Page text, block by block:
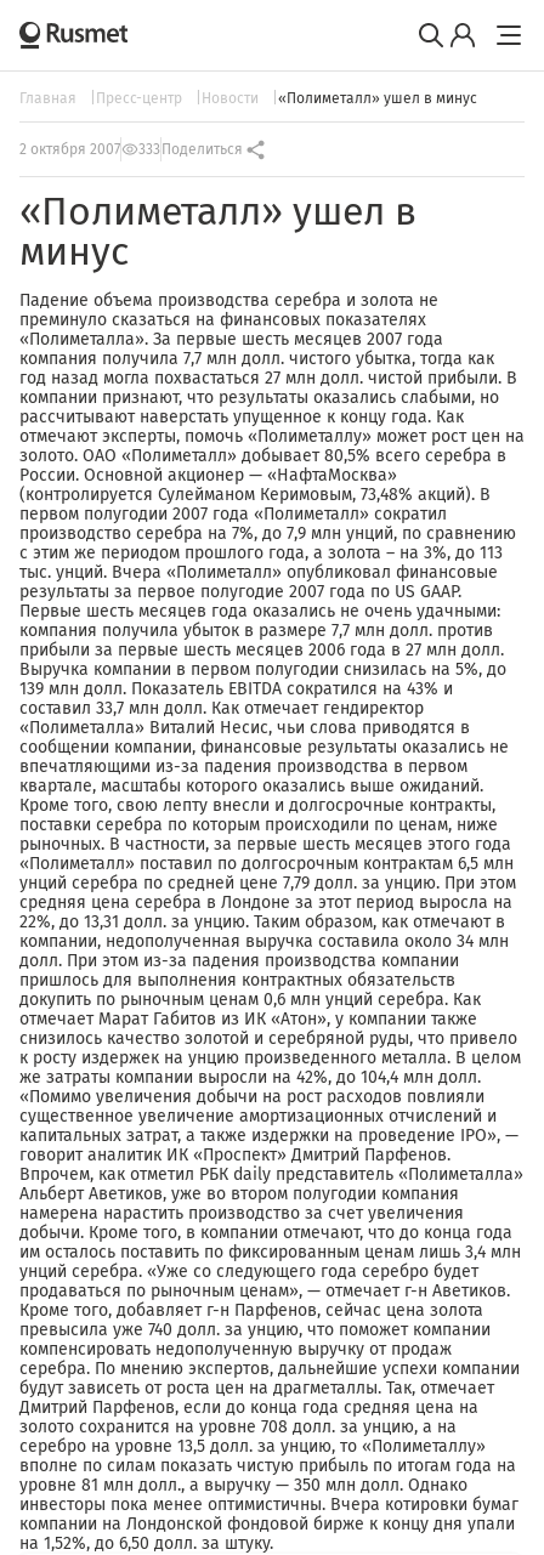
Главная Пресс-центр Новости «Полиметалл» ушел в минус
2 октября 2007 333 Поделиться
«Полиметалл» ушел в
минус
Падение объема производства серебра и золота не
преминуло сказаться на финансовых показателях
«Полиметалла». За первые шесть месяцев 2007 года
компания получила 7,7 млн долл. чистого убытка, тогда как
год назад могла похвастаться 27 млн долл. чистой прибыли. В
компании признают, что результаты оказались слабыми, но
рассчитывают наверстать упущенное к концу года. Как
отмечают эксперты, помочь «Полиметаллу» может рост цен на
золото. ОАО «Полиметалл» добывает 80,5% всего серебра в
России. Основной акционер — «НафтаМосква»
(контролируется Сулейманом Керимовым, 73,48% акций). В
первом полугодии 2007 года «Полиметалл» сократил
производство серебра на 7%, до 7,9 млн унций, по сравнению
с этим же периодом прошлого года, а золота – на 3%, до 113
тыс. унций. Вчера «Полиметалл» опубликовал финансовые
результаты за первое полугодие 2007 года по US GAAP.
Первые шесть месяцев года оказались не очень удачными:
компания получила убыток в размере 7,7 млн долл. против
прибыли за первые шесть месяцев 2006 года в 27 млн долл.
Выручка компании в первом полугодии снизилась на 5%, до
139 млн долл. Показатель EBITDA сократился на 43% и
составил 33,7 млн долл. Как отмечает гендиректор
«Полиметалла» Виталий Несис, чьи слова приводятся в
сообщении компании, финансовые результаты оказались не
впечатляющими из-за падения производства в первом
квартале, масштабы которого оказались выше ожиданий.
Кроме того, свою лепту внесли и долгосрочные контракты,
поставки серебра по которым происходили по ценам, ниже
рыночных. В частности, за первые шесть месяцев этого года
«Полиметалл» поставил по долгосрочным контрактам 6,5 млн
унций серебра по средней цене 7,79 долл. за унцию. При этом
средняя цена серебра в Лондоне за этот период выросла на
22%, до 13,31 долл. за унцию. Таким образом, как отмечают в
компании, недополученная выручка составила около 34 млн
долл. При этом из-за падения производства компании
пришлось для выполнения контрактных обязательств
докупить по рыночным ценам 0,6 млн унций серебра. Как
отмечает Марат Габитов из ИК «Атон», у компании также
снизилось качество золотой и серебряной руды, что привело
к росту издержек на унцию произведенного металла. В целом
же затраты компании выросли на 42%, до 104,4 млн долл.
«Помимо увеличения добычи на рост расходов повлияли
существенное увеличение амортизационных отчислений и
капитальных затрат, а также издержки на проведение IPO», —
говорит аналитик ИК «Проспект» Дмитрий Парфенов.
Впрочем, как отметил РБК daily представитель «Полиметалла»
Альберт Аветиков, уже во втором полугодии компания
намерена нарастить производство за счет увеличения
добычи. Кроме того, в компании отмечают, что до конца года
им осталось поставить по фиксированным ценам лишь 3,4 млн
унций серебра. «Уже со следующего года серебро будет
продаваться по рыночным ценам», — отмечает г-н Аветиков.
Кроме того, добавляет г-н Парфенов, сейчас цена золота
превысила уже 740 долл. за унцию, что поможет компании
компенсировать недополученную выручку от продаж
серебра. По мнению экспертов, дальнейшие успехи компании
будут зависеть от роста цен на драгметаллы. Так, отмечает
Дмитрий Парфенов, если до конца года средняя цена на
золото сохранится на уровне 708 долл. за унцию, а на
серебро на уровне 13,5 долл. за унцию, то «Полиметаллу»
вполне по силам показать чистую прибыль по итогам года на
уровне 81 млн долл., а выручку — 350 млн долл. Однако
инвесторы пока менее оптимистичны. Вчера котировки бумаг
компании на Лондонской фондовой бирже к концу дня упали
на 1,52%, до 6,50 долл. за штуку.